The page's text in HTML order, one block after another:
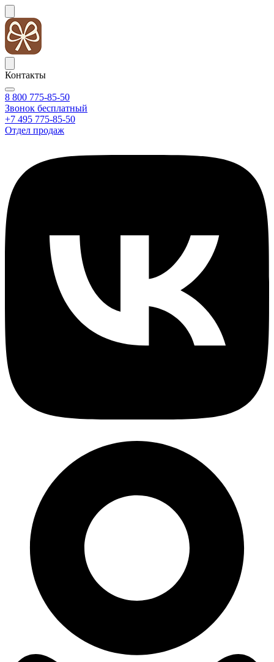
Контакты
8 800 775-85-50
Звонок бесплатный
+7 495 775-85-50
Отдел продаж